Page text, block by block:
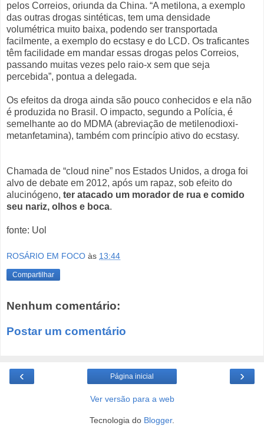
pelos Correios, oriunda da China. “A metilona, a exemplo
das outras drogas sintéticas, tem uma densidade
volumétrica muito baixa, podendo ser transportada
facilmente, a exemplo do ecstasy e do LCD. Os traficantes
têm facilidade em mandar essas drogas pelos Correios,
passando muitas vezes pelo raio-x sem que seja
percebida”, pontua a delegada.
Os efeitos da droga ainda são pouco conhecidos e ela não
é produzida no Brasil. O impacto, segundo a Polícia, é
semelhante ao do MDMA (abreviação de metilenodioxi-
metanfetamina), também com princípio ativo do ecstasy.
Chamada de “cloud nine” nos Estados Unidos, a droga foi
alvo de debate em 2012, após um rapaz, sob efeito do
alucinógeno, ter atacado um morador de rua e comido
seu nariz, olhos e boca.
fonte: Uol
ROSÁRIO EM FOCO às 13:44
Compartilhar
Nenhum comentário:
Postar um comentário
‹ ›
Página inicial
Ver versão para a web
Tecnologia do Blogger.